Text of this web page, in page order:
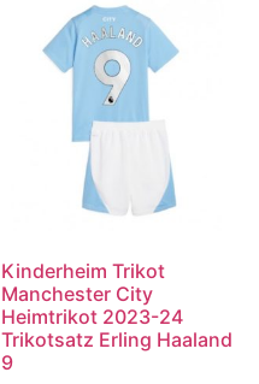
Kinderheim Trikot
Manchester City
Heimtrikot 2023-24
Trikotsatz Erling Haaland
9